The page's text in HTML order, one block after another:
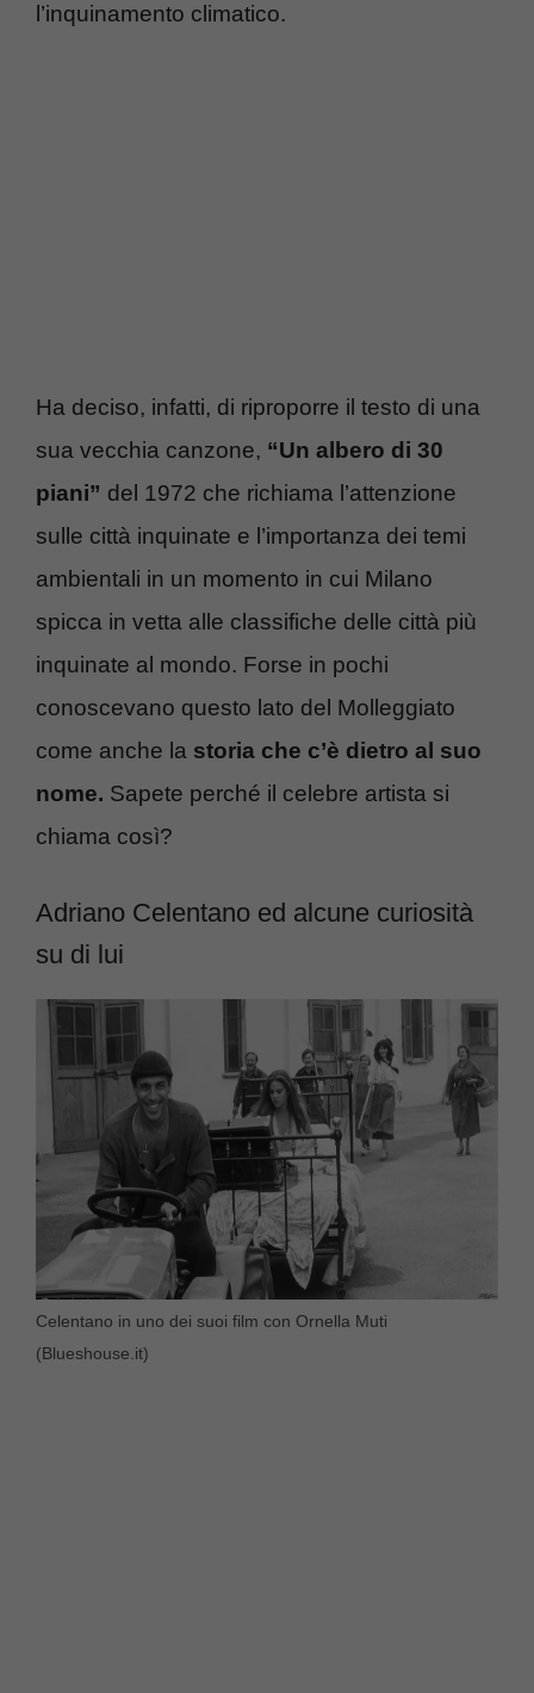
l’inquinamento climatico.
Ha deciso, infatti, di riproporre il testo di una
sua vecchia canzone, “Un albero di 30
piani” del 1972 che richiama l’attenzione
sulle città inquinate e l’importanza dei temi
ambientali in un momento in cui Milano
spicca in vetta alle classifiche delle città più
inquinate al mondo. Forse in pochi
conoscevano questo lato del Molleggiato
come anche la storia che c’è dietro al suo
nome. Sapete perché il celebre artista si
chiama così?
Adriano Celentano ed alcune curiosità
su di lui
Celentano in uno dei suoi film con Ornella Muti
(Blueshouse.it)